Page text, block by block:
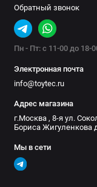
Обратный звонок
Пн - Пт: с 11-00 до 18-
Электронная почта
info@toytec.ru
Адрес магазина
г.Москва , 8-я ул.
Бориса Жигуленкова
Мы в сети